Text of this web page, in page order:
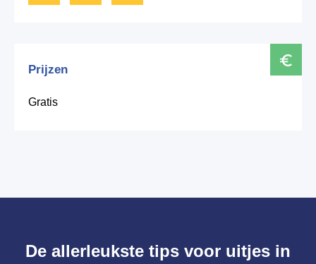
Prijzen
Gratis
De allerleukste tips voor uitjes in